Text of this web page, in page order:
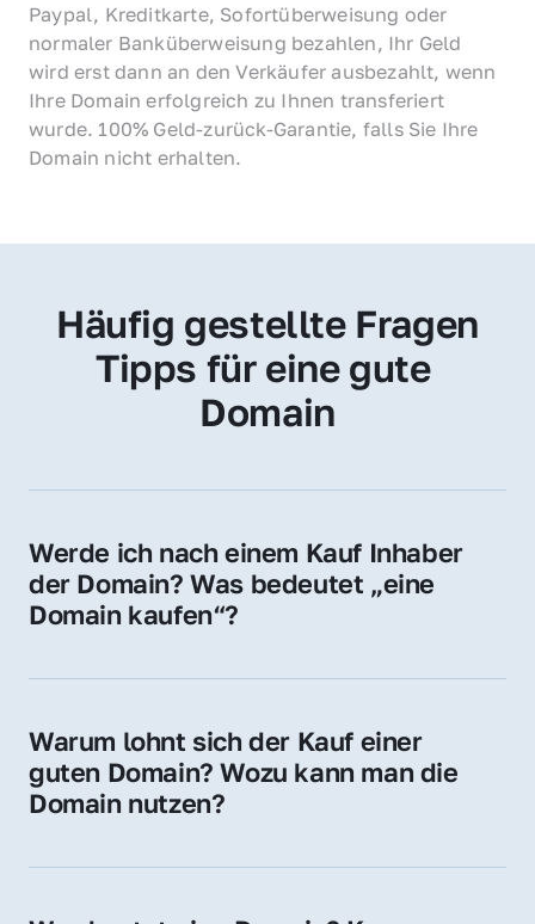
Paypal, Kreditkarte, Sofortüberweisung oder
normaler Banküberweisung bezahlen, Ihr Geld
wird erst dann an den Verkäufer ausbezahlt, wenn
Ihre Domain erfolgreich zu Ihnen transferiert
wurde. 100% Geld-zurück-Garantie, falls Sie Ihre
Domain nicht erhalten.
Häufig gestellte Fragen
Tipps für eine gute
Domain
Werde ich nach einem Kauf Inhaber
der Domain? Was bedeutet „eine
Domain kaufen“?
Sie erhalten alle Rechte zur Nutzung,
Domain.
Warum lohnt sich der Kauf einer
guten Domain? Wozu kann man die
Domain nutzen?
Vertrauen und Markenwert. Nutzen Sie sie